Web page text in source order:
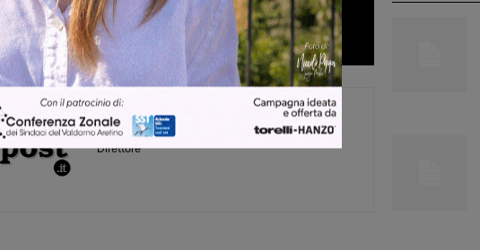
Monica Campani
Direttore